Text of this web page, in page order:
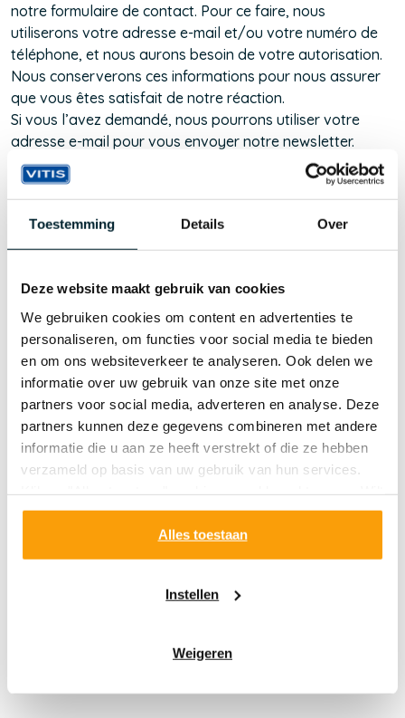
Toestemming Details Over
Deze website maakt gebruik van cookies
We gebruiken cookies om content en advertenties te
personaliseren, om functies voor social media te bieden
en om ons websiteverkeer te analyseren. Ook delen we
informatie over uw gebruik van onze site met onze
partners voor social media, adverteren en analyse. Deze
partners kunnen deze gegevens combineren met andere
informatie die u aan ze heeft verstrekt of die ze hebben
verzameld op basis van uw gebruik van hun services.
u liever geen cookies, klik dan op "instellen". Op onze
kunt u meer lezen over onze cookies.
Alles toestaan
Instellen
Weigeren
notre formulaire de contact. Pour ce faire, nous
utiliserons votre adresse e-mail et/ou votre numéro de
téléphone, et nous aurons besoin de votre autorisation.
Nous conserverons ces informations pour nous assurer
que vous êtes satisfait de notre réaction.
Si vous l’avez demandé, nous pourrons utiliser votre
adresse e-mail pour vous envoyer notre newsletter.
Nous tenons des statistiques sur l’utilisation de notre site
Internet, ces dernières nous permettant de l’améliorer. Au
anonymes, de sorte que les statistiques ne peuvent
mener à une personne ou à un utilisateur en particulier.
Par ailleurs, nous ne transmettons pas vos données
personnelles à des tiers.
Consultations et modifications de vos données
personnelles
Si vous avez des questions ou que vous désirez savoir
quelles sont les données personnelles que nous traitons
à votre sujet, vous pouvez toujours nous contacter par
Dentaid BeNeLux S.A.
3991 CP Houten Pays-Bas